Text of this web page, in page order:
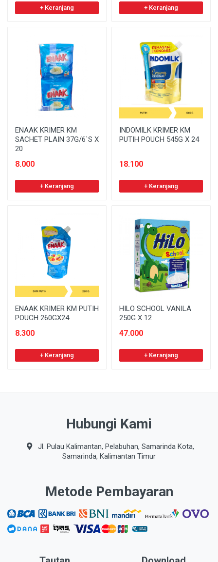
+ Keranjang + Keranjang
ENAAK KRIMER KM
SACHET PLAIN 37G/6`S X
20
8.000
+ Keranjang
INDOMILK KRIMER KM
PUTIH POUCH 545G X 24
18.100
+ Keranjang
ENAAK KRIMER KM PUTIH
POUCH 260GX24
8.300
+ Keranjang
HILO SCHOOL VANILA
250G X 12
47.000
+ Keranjang
Hubungi Kami
Jl. Pulau Kalimantan, Pelabuhan, Samarinda Kota,
Samarinda, Kalimantan Timur
Metode Pembayaran